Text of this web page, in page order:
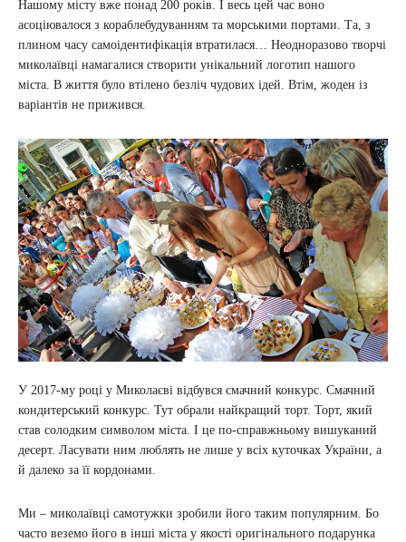
Нашому місту вже понад 200 років. І весь цей час воно
асоціювалося з кораблебудуванням та морськими портами. Та, з
плином часу самоідентифікація втратилася… Неодноразово творчі
миколаївці намагалися створити унікальний логотип нашого
міста. В життя було втілено безліч чудових ідей. Втім, жоден із
варіантів не прижився.
У 2017-му році у Миколаєві відбувся смачний конкурс. Смачний
кондитерський конкурс. Тут обрали найкращий торт. Торт, який
став солодким символом міста. І це по-справжньому вишуканий
десерт. Ласувати ним люблять не лише у всіх куточках України, а
й далеко за її кордонами.
Ми – миколаївці самотужки зробили його таким популярним. Бо
часто веземо його в інші міста у якості оригінального подарунка